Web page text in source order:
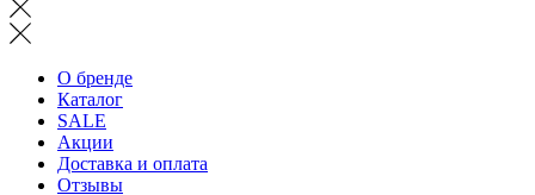
О бренде
Каталог
SALE
Акции
Доставка и оплата
Отзывы